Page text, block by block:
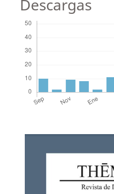
Descargas